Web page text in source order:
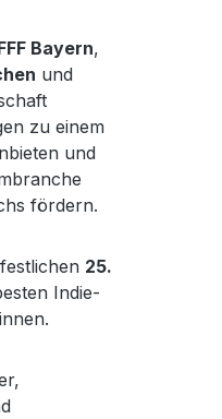
Bayern,
und
zu einem
und
fördern.
25.
Indie-